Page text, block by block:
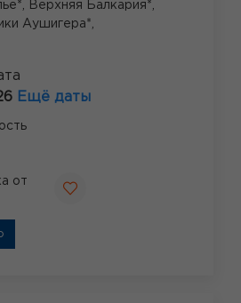
Верхняя Балкария*,
Аушигера*,
Ещё даты
от